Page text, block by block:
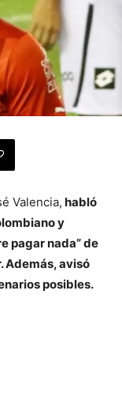
Valencia, habló
y
pagar nada” de
Además, avisó
posibles.